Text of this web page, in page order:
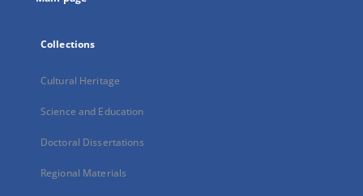
Collections
Cultural Heritage
Science and Education
Doctoral Dissertations
Regional Materials